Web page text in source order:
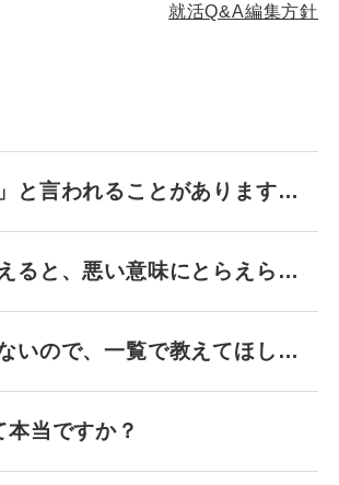
就活Q&A編集方針
と言われることがあります
ると、悪い意味にとらえられ
いので、一覧で教えてほしい
当ですか？